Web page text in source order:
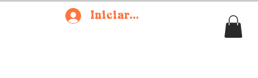
Iniciar sesión